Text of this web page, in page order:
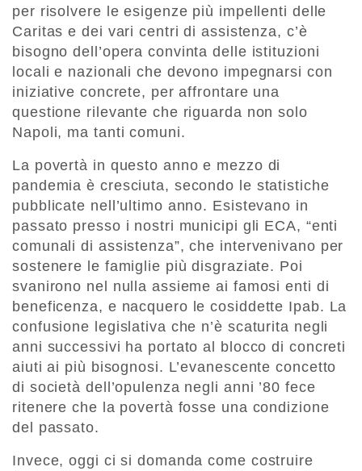
per risolvere le esigenze più impellenti delle
Caritas e dei vari centri di assistenza, c’è
bisogno dell’opera convinta delle istituzioni
locali e nazionali che devono impegnarsi con
iniziative concrete, per affrontare una
questione rilevante che riguarda non solo
Napoli, ma tanti comuni.
La povertà in questo anno e mezzo di
pandemia è cresciuta, secondo le statistiche
pubblicate nell’ultimo anno. Esistevano in
passato presso i nostri municipi gli ECA, “enti
comunali di assistenza”, che intervenivano per
sostenere le famiglie più disgraziate. Poi
svanirono nel nulla assieme ai famosi enti di
beneficenza, e nacquero le cosiddette Ipab. La
confusione legislativa che n’è scaturita negli
anni successivi ha portato al blocco di concreti
aiuti ai più bisognosi. L’evanescente concetto
di società dell’opulenza negli anni ’80 fece
ritenere che la povertà fosse una condizione
del passato.
Invece, oggi ci si domanda come costruire